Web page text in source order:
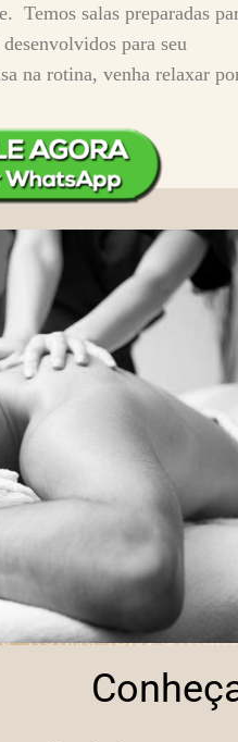
Temos salas preparadas
para seu
na rotina, venha relaxar